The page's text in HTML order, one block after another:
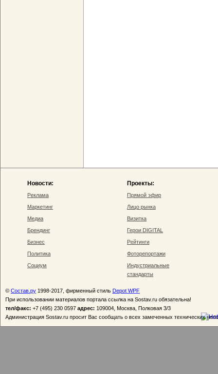
Новости:
Реклама
Маркетинг
Медиа
Брендинг
Бизнес
Политика
Социум
Проекты:
Прямой эфир
Лицо рынка
Визитка
Герои DIGITAL
Рейтинги
Фоторепортажи
Индустриальные
стандарты
© Состав.ру 1998-2017, фирменный стиль Depot WPF
При использовании материалов портала ссылка на Sostav.ru обязательна!
тел/факс: +7 (495) 230 0597 адрес: 109004, Москва, Полковая 3/3
Администрация Sostav.ru просит Вас сообщать о всех замеченных технических